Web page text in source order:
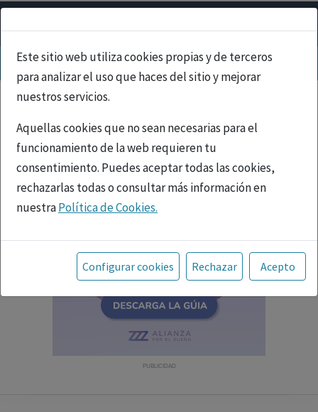
Este sitio web utiliza cookies propias y de terceros
para analizar el uso que haces del sitio y mejorar
nuestros servicios.
Aquellas cookies que no sean necesarias para el
funcionamiento de la web requieren tu
consentimiento. Puedes aceptar todas las cookies,
rechazarlas todas o consultar más información en
nuestraPolítica de Cookies.
Toda la información incluida en la Página Web está
referida a productos del mercado español y, por
tanto, dirigida a profesionales sanitarios legalmente
facultados para prescribir o dispensar medicamentos
con ejercicio profesional. La información técnica de los
fármacos se facilita a título meramente informativo,
Configurar cookies Rechazar Acepto
PUBLICIDAD